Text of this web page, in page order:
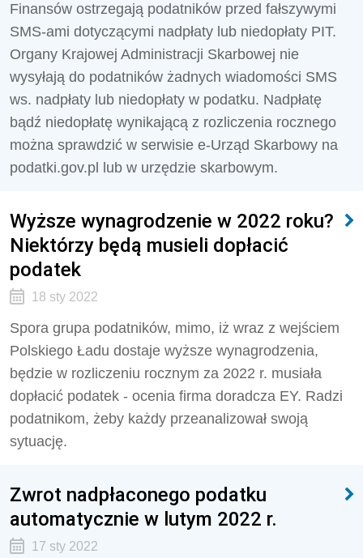
Finansów ostrzegają podatników przed fałszywymi
SMS-ami dotyczącymi nadpłaty lub niedopłaty PIT.
Organy Krajowej Administracji Skarbowej nie
wysyłają do podatników żadnych wiadomości SMS
ws. nadpłaty lub niedopłaty w podatku. Nadpłatę
bądź niedopłatę wynikającą z rozliczenia rocznego
można sprawdzić w serwisie e-Urząd Skarbowy na
podatki.gov.pl lub w urzędzie skarbowym.
Wyższe wynagrodzenie w 2022 roku?
Niektórzy będą musieli dopłacić
podatek
18 sty 2022
Spora grupa podatników, mimo, iż wraz z wejściem
Polskiego Ładu dostaje wyższe wynagrodzenia,
będzie w rozliczeniu rocznym za 2022 r. musiała
dopłacić podatek - ocenia firma doradcza EY. Radzi
podatnikom, żeby każdy przeanalizował swoją
sytuację.
Zwrot nadpłaconego podatku
automatycznie w lutym 2022 r.
17 sty 2022